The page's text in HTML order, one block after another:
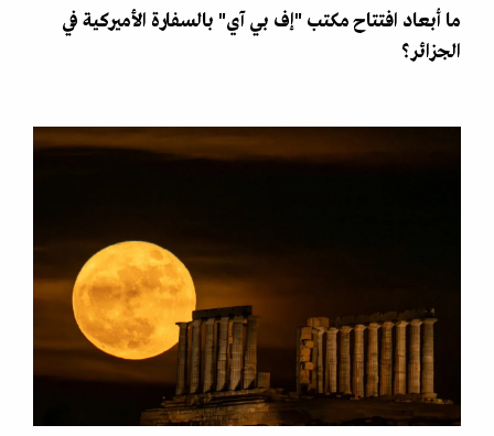
ما أبعاد افتتاح مكتب "إف بي آي" بالسفارة الأميركية في
الجزائر؟